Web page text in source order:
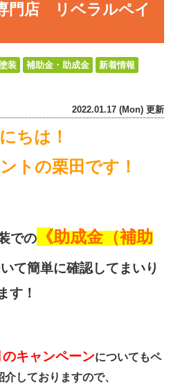
門店 リベラルペイ
装 補助金・助成金
新着情報
2022.01.17 (Mon) 更新
ちは！
トの栗田です！
での 《助成金（補助
て簡単に確認してまいり
す！
のキャンペーンについてもペ
しておりますので、